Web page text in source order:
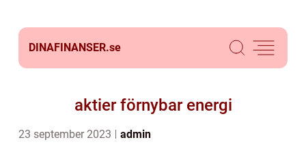
DINAFINANSER.se
aktier förnybar energi
23 september 2023 admin